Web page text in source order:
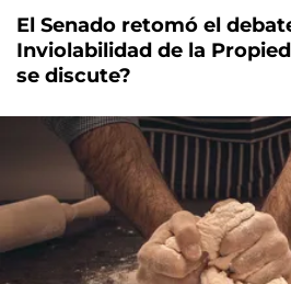
El Senado retomó el
Inviolabilidad de la
se discute?